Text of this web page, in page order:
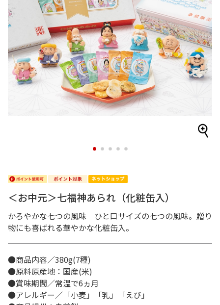
1 2 3 4 5
＜お中元＞七福神あられ（化粧缶入）
かろやかな七つの風味 ひと口サイズの七つの風味。贈り
物にも喜ばれる華やかな化粧缶入。
●商品内容／380g(7種)
●原料原産地：国産(米)
●賞味期間／常温で6ヵ月
●アレルギー／「小麦」「乳」「えび」